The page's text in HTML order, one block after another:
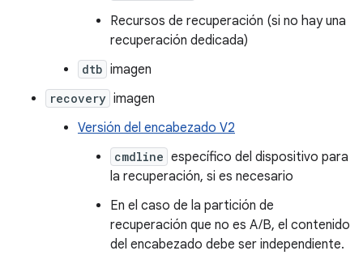
Recursos de recuperación (si no hay una
recuperación dedicada)
dtb imagen
recovery imagen
Versión del encabezado V2
cmdline específico del dispositivo para
la recuperación, si es necesario
En el caso de la partición de
recuperación que no es A/B, el contenido
del encabezado debe ser independiente.